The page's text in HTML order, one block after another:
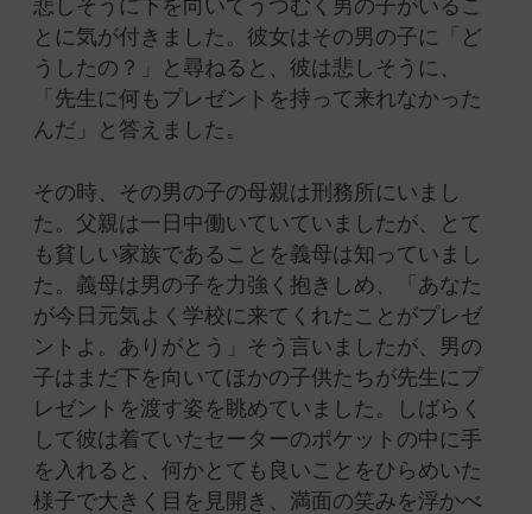
悲しそうに下を向いてうつむく男の子がいるこ
とに気が付きました。彼女はその男の子に「ど
うしたの？」と尋ねると、彼は悲しそうに、
「先生に何もプレゼントを持って来れなかった
んだ」と答えました。
その時、その男の子の母親は刑務所にいまし
た。父親は一日中働いていていましたが、とて
も貧しい家族であることを義母は知っていまし
た。義母は男の子を力強く抱きしめ、「あなた
が今日元気よく学校に来てくれたことがプレゼ
ントよ。ありがとう」そう言いましたが、男の
子はまだ下を向いてほかの子供たちが先生にプ
レゼントを渡す姿を眺めていました。しばらく
して彼は着ていたセーターのポケットの中に手
を入れると、何かとても良いことをひらめいた
様子で大きく目を見開き、満面の笑みを浮かべ